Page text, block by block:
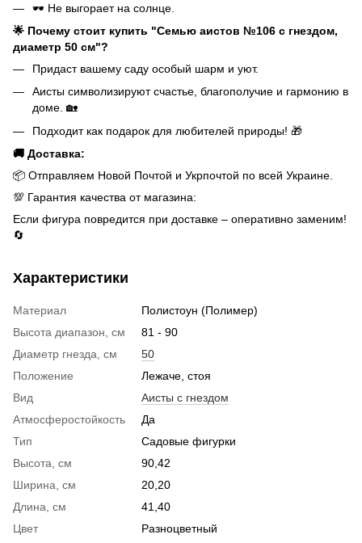
🕶️ Не выгорает на солнце.
🌟 Почему стоит купить "Семью аистов №106 с гнездом,
диаметр 50 см"?
Придаст вашему саду особый шарм и уют.
Аисты символизируют счастье, благополучие и гармонию в
доме. 🏡
Подходит как подарок для любителей природы! 🎁
🚚 Доставка:
📦 Отправляем Новой Почтой и Укрпочтой по всей Украине.
💯 Гарантия качества от магазина:
Если фигура повредится при доставке – оперативно заменим!
🔄
Характеристики
Материал
Полистоун (Полимер)
Высота диапазон, см
81 - 90
Диаметр гнезда, см
50
Положение
Лежаче, стоя
Вид
Аисты с гнездом
Атмосферостойкость
Да
Тип
Садовые фигурки
Высота, см
90,42
Ширина, см
20,20
Длина, см
41,40
Цвет
Разноцветный